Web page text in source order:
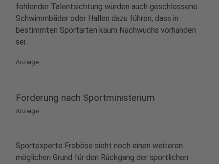
fehlender Talentsichtung würden auch geschlossene
Schwimmbäder oder Hallen dazu führen, dass in
bestimmten Sportarten kaum Nachwuchs vorhanden
sei.
Anzeige
Forderung nach Sportministerium
Anzeige
Sportexperte Froböse sieht noch einen weiteren
möglichen Grund für den Rückgang der sportlichen